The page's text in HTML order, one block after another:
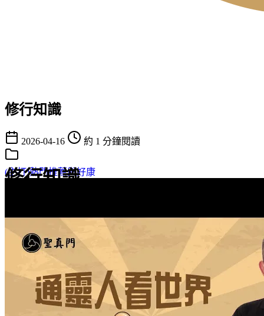
修行知識
修行知識
2026-04-16 約 1 分鐘閱讀
(主打)熱門推薦與好康